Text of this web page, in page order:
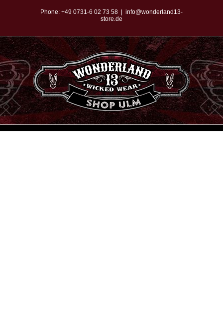
springen
Phone: +49 0731-6 02 73 58
info@wonderland13-
store.de